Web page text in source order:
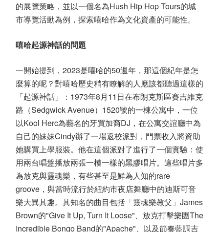
的展覽策略，並以一個名為Hush Hip Hop Tours的城
市導覽活動為例，探索嘻哈作為文化資產的可能性。
嘻哈起源神話的問題
一開始提到，2023是嘻哈的50週年，那這個紀年是怎
麼算的呢？對嘻哈歷史稍有瞭解的人應該都聽過這樣的
「起源神話」：1973年8月11日在布朗克斯區賽吉維克
路（Sedgwick Avenue）1520號的一棟公寓中，一位
以Kool Herc為藝名的牙買加裔DJ，在公寓交誼廳中為
自己的妹妹Cindy辦了一場返校派對，門票收入將資助
她購買上學服裝。他在這個派對了進行了一個實驗：使
用兩台唱盤播放兩張一模一樣的黑膠唱片。這些唱片多
為放克與靈魂樂，有些甚至是鮮為人知的rare
groove，與當時流行於紐約市夜店舞廳中的迪斯可音
樂大異其趣。其知名的曲目包括「靈魂樂教父」James
Brown的"Give It Up, Turn It Loose"、放克打擊樂團The
Incredible Bongo Band的"Apache"、以及節奏藍調吉